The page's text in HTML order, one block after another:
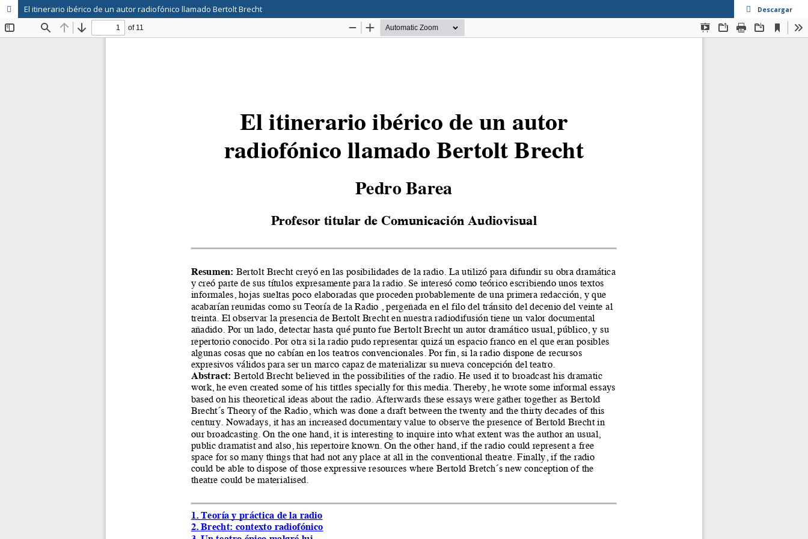
El itinerario ibérico de un autor radiofónico llamado Bertolt Brecht Descargar